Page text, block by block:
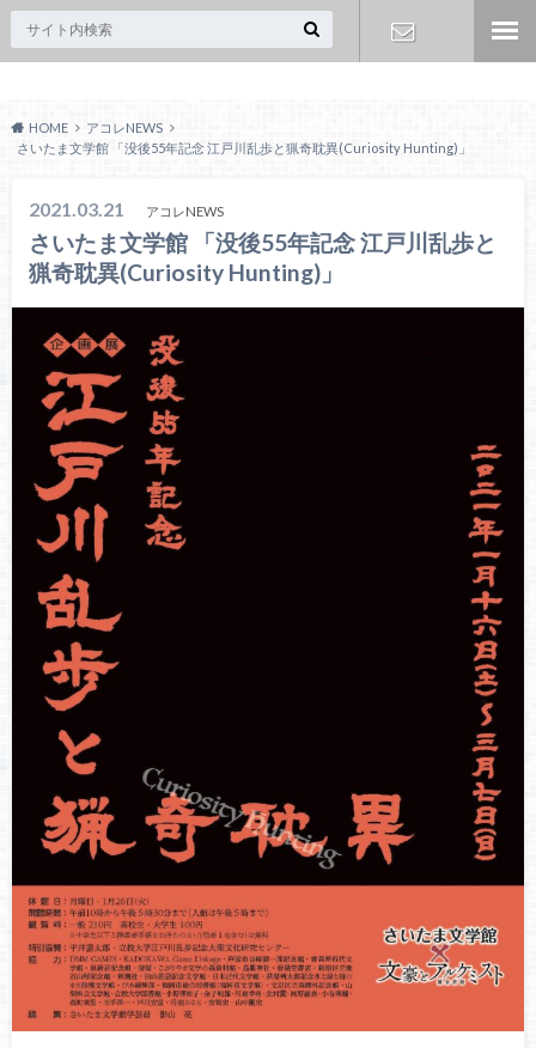
せ
HOME
アコレNEWS
さいたま文学館 「没後55年記念 江戸川乱歩と猟奇耽異(Curiosity Hunting)」
2021.03.21 アコレNEWS
さいたま文学館 「没後55年記念 江戸川乱歩と
猟奇耽異(Curiosity Hunting)」